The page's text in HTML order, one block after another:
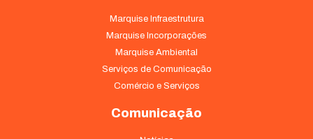
Marquise Infraestrutura
Marquise Incorporações
Marquise Ambiental
Serviços de Comunicação
Comércio e Serviços
Comunicação